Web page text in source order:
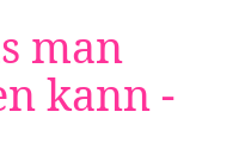
man
kann -